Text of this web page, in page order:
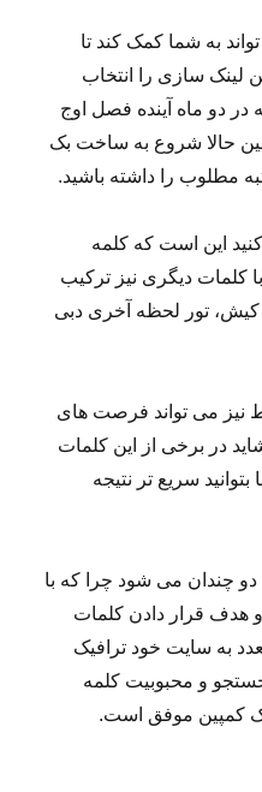
به شما کمک کند تا
سازی را انتخاب
در دو ماه آینده فصل اوج
حالا شروع به ساخت بک
مطلوب را داشته باشید.
این است که کلمه
کلمات دیگری نیز ترکیب
تور لحظه آخری دبی
نیز می تواند فرصت های
در برخی از این کلمات
سریع تر نتیجه
چندان می شود چرا که با
هدف قرار دادن کلمات
به سایت خود ترافیک
و محبوبیت کلمه
کمپین موفق است.